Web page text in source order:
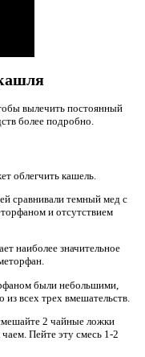
вылечить постоянный
более подробно.
облегчить кашель.
сравнивали темный мед с
и отсутствием
наиболее значительное
были небольшими,
всех трех вмешательств.
2 чайные ложки
Пейте эту смесь 1-2